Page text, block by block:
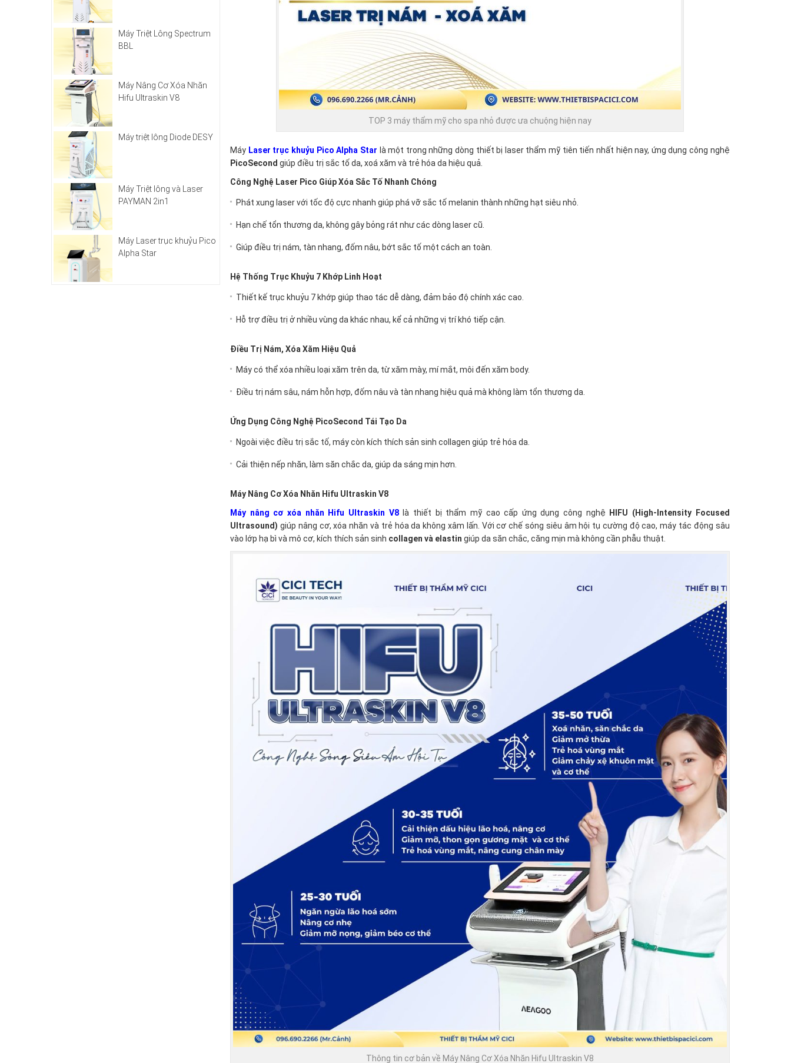
TOP 3 máy thẩm mỹ cho spa nhỏ được ưa chuộng hiện nay
Máy Laser trục khuỷu Pico Alpha Star là một trong những dòng thiết bị laser thẩm mỹ tiên tiến nhất hiện nay, ứng dụng công nghệ
PicoSecond giúp điều trị sắc tố da, xoá xăm và trẻ hóa da hiệu quả.
Công Nghệ Laser Pico Giúp Xóa Sắc Tố Nhanh Chóng
Phát xung laser với tốc độ cực nhanh giúp phá vỡ sắc tố melanin thành những hạt siêu nhỏ.
Hạn chế tổn thương da, không gây bỏng rát như các dòng laser cũ.
Giúp điều trị nám, tàn nhang, đốm nâu, bớt sắc tố một cách an toàn.
Hệ Thống Trục Khuỷu 7 Khớp Linh Hoạt
Thiết kế trục khuỷu 7 khớp giúp thao tác dễ dàng, đảm bảo độ chính xác cao.
Hỗ trợ điều trị ở nhiều vùng da khác nhau, kể cả những vị trí khó tiếp cận.
Điều Trị Nám, Xóa Xăm Hiệu Quả
Máy có thể xóa nhiều loại xăm trên da, từ xăm mày, mí mắt, môi đến xăm body.
Điều trị nám sâu, nám hỗn hợp, đốm nâu và tàn nhang hiệu quả mà không làm tổn thương da.
Ứng Dụng Công Nghệ PicoSecond Tái Tạo Da
Ngoài việc điều trị sắc tố, máy còn kích thích sản sinh collagen giúp trẻ hóa da.
Cải thiện nếp nhăn, làm săn chắc da, giúp da sáng mịn hơn.
Máy Nâng Cơ Xóa Nhăn Hifu Ultraskin V8
Máy nâng cơ xóa nhăn Hifu Ultraskin V8là thiết bị thẩm mỹ cao cấp ứng dụng công nghệ
HIFU (High-Intensity Focused
Ultrasound) giúp nâng cơ, xóa nhăn và trẻ hóa da không xâm lấn. Với cơ chế sóng siêu âm hội tụ cường độ cao, máy tác động sâu
vào lớp hạ bì và mô cơ, kích thích sản sinh collagen và elastin giúp da săn chắc, căng mịn mà không cần phẫu thuật.
Thông tin cơ bản về Máy Nâng Cơ Xóa Nhăn Hifu Ultraskin V8
Máy Triệt Lông Spectrum
BBL
Máy Nâng Cơ Xóa Nhăn
Hifu Ultraskin V8
Máy triệt lông Diode DESY
Máy Triệt lông và Laser
PAYMAN 2in1
Máy Laser trục khuỷu Pico
Alpha Star